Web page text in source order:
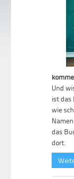
Und
ist das
wie
das
dort.